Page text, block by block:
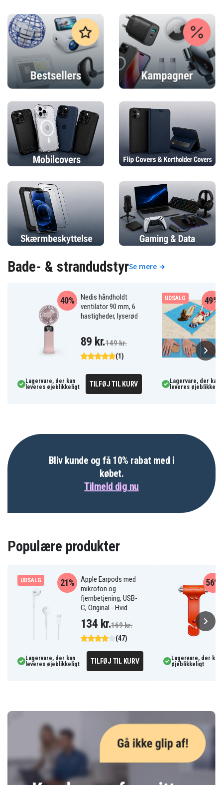
Bade- & strandudstyrSe mere →
Nedis håndholdt
ventilator 90 mm, 6
hastigheder, lyserød
(1)
40%
89 kr.149 kr.
Lagervare, der kan
leveres øjeblikkeligt
TILFØJ TIL KURV
UDSALG 49%
Lagervare, der kan
leveres
Bliv kunde og få 10% rabat med i
købet.
Tilmeld dig nu
Populære produkter
UDSALG
Apple Earpods med
mikrofon og
fjernbetjening, USB-
C, Original - Hvid
(47)
21%
134 kr.169 kr.
Lagervare, der kan
leveres øjeblikkeligt
TILFØJ TIL KURV
56%
Lagervare, der kan
øjeblikkeligt